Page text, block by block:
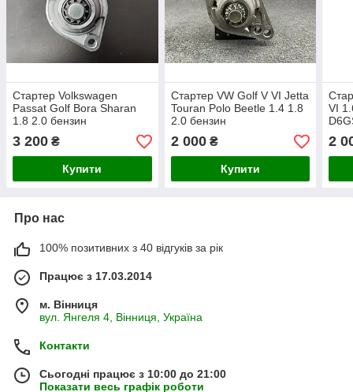
Стартер Volkswagen
Passat Golf Bora Sharan
1.8 2.0 бензин
3 200 ₴
Купити
Стартер VW Golf V VI Jetta
Touran Polo Beetle 1.4 1.8
2.0 бензин
2 000₴
Купити
VI
2
Про нас
100% позитивних з 40 відгуків за рік
Працює з 17.03.2014
м. Вінниця
вул. Янгеля 4, Вінниця, Україна
Контакти
Сьогодні працює з 10:00 до 21:00
Показати весь графік роботи